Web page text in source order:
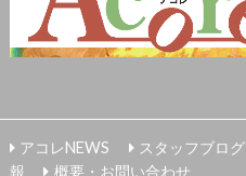
アコレNEWS スタッフブログ
報
概要・お問い合わせ